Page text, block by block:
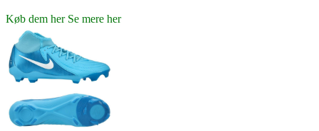
Køb dem herSe mere her